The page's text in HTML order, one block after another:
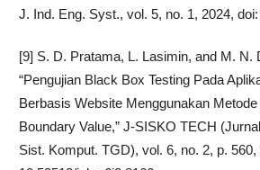
J. Ind. Eng. Syst., vol. 5, no. 1, 2024,
[9] S. D. Pratama, L. Lasimin, and M. N.
“Pengujian Black Box Testing Pada
Berbasis Website Menggunakan
Boundary Value,” J-SISKO TECH
Sist. Komput. TGD), vol. 6, no. 2, p. 560,